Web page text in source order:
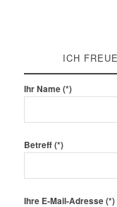
ICH
Ihr Name (*)
Betreff (*)
Ihre E-Mail-Adresse (*)